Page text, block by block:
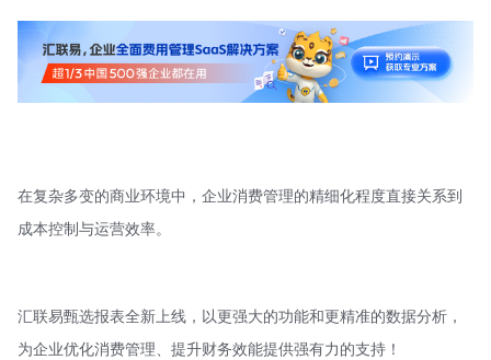
在复杂多变的商业环境中，企业消费管理的精细化程度直接关系到
成本控制与运营效率。
汇联易甄选报表全新上线，以更强大的功能和更精准的数据分析，
为企业优化消费管理、提升财务效能提供强有力的支持！